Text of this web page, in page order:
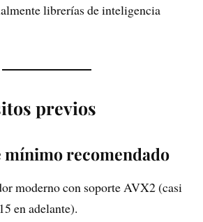
librerías de inteligencia
previos
mínimo recomendado
moderno con soporte AVX2 (casi
en adelante).